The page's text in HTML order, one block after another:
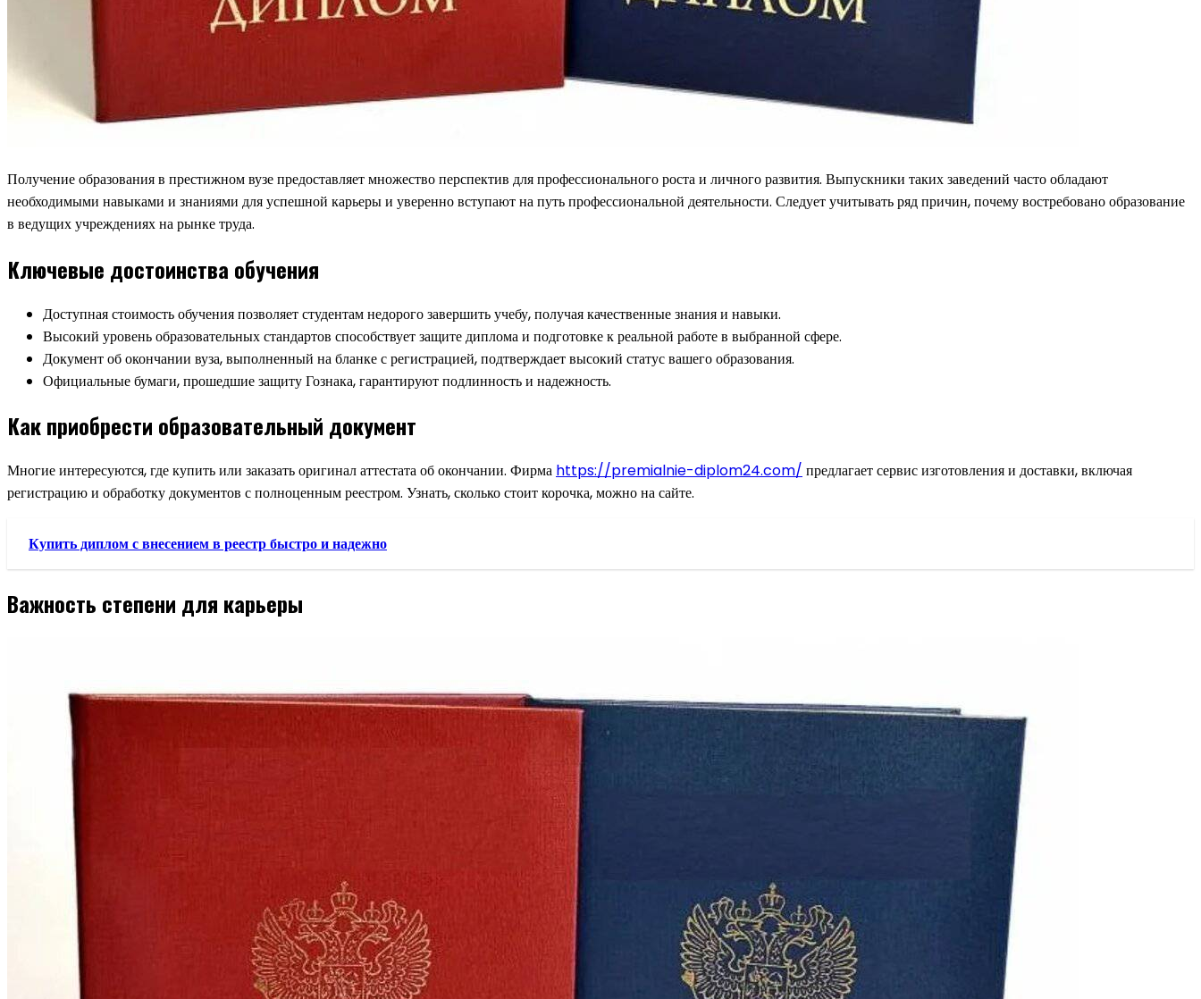
Получение образования в престижном вузе предоставляет множество перспектив для профессионального роста и личного развития. Выпускники таких заведений часто обладают
необходимыми навыками и знаниями для успешной карьеры и уверенно вступают на путь профессиональной деятельности. Следует учитывать ряд причин, почему востребовано образование
в ведущих учреждениях на рынке труда.
Ключевые достоинства обучения
Доступная стоимость обучения позволяет студентам недорого завершить учебу, получая качественные знания и навыки.
Высокий уровень образовательных стандартов способствует защите диплома и подготовке к реальной работе в выбранной сфере.
Документ об окончании вуза, выполненный на бланке с регистрацией, подтверждает высокий статус вашего образования.
Официальные бумаги, прошедшие защиту Гознака, гарантируют подлинность и надежность.
Как приобрести образовательный документ
Многие интересуются, где купить или заказать оригинал аттестата об окончании. Фирма https://premialnie-diplom24.com/ предлагает сервис изготовления и доставки, включая
регистрацию и обработку документов с полноценным реестром. Узнать, сколько стоит корочка, можно на сайте.
Купить диплом с внесением в реестр быстро и надежно
Важность степени для карьеры